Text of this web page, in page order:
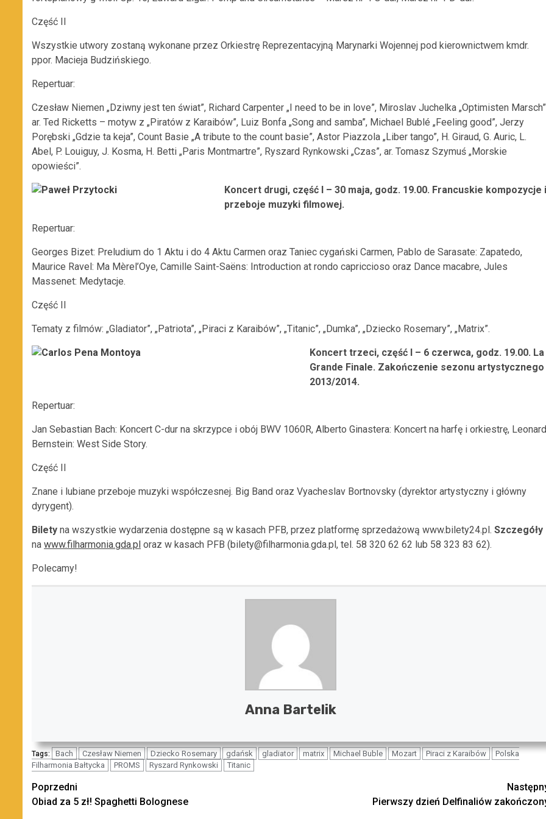
Część II
Wszystkie utwory zostaną wykonane przez Orkiestrę Reprezentacyjną Marynarki Wojennej pod kierownictwem kmdr.
ppor. Macieja Budzińskiego.
Repertuar:
Czesław Niemen „Dziwny jest ten świat”, Richard Carpenter „I need to be in love”, Miroslav Juchelka „Optimisten
ar. Ted Ricketts – motyw z „Piratów z Karaibów”, Luiz Bonfa „Song and samba”, Michael Bublé „Feeling good”, Jerzy
Porębski „Gdzie ta keja”, Count Basie „A tribute to the count basie”, Astor Piazzola „Liber tango”, H. Giraud, G. Auric, L.
Abel, P. Louiguy, J. Kosma, H. Betti „Paris Montmartre”, Ryszard Rynkowski „Czas”, ar. Tomasz Szymuś „Morskie
opowieści”.
Koncert drugi, część I – 30 maja, godz. 19.00. Francuskie kompozycje i
przeboje muzyki filmowej.
Repertuar:
Georges Bizet: Preludium do 1 Aktu i do 4 Aktu Carmen oraz Taniec cygański Carmen, Pablo de Sarasate: Zapatedo,
Maurice Ravel: Ma Mèrel’Oye, Camille Saint-Saëns: Introduction at rondo capriccioso oraz Dance macabre, Jules
Massenet: Medytacje.
Część II
Tematy z filmów: „Gladiator”, „Patriota”, „Piraci z Karaibów”, „Titanic”, „Dumka”, „Dziecko Rosemary”, „Matrix”.
Koncert trzeci, część I – 6 czerwca, godz. 19.00. La
Grande Finale. Zakończenie sezonu artystycznego
2013/2014.
Repertuar:
Jan Sebastian Bach: Koncert C-dur na skrzypce i obój BWV 1060R, Alberto Ginastera: Koncert na harfę i orkiestrę, Leonard
Bernstein: West Side Story.
Część II
Znane i lubiane przeboje muzyki współczesnej. Big Band oraz Vyacheslav Bortnovsky (dyrektor artystyczny i główny
dyrygent).
Bilety na wszystkie wydarzenia dostępne są w kasach PFB, przez platformę sprzedażową www.bilety24.pl. Szczegóły
na www.filharmonia.gda.pl oraz w kasach PFB (bilety@filharmonia.gda.pl, tel. 58 320 62 62 lub 58 323 83 62).
Polecamy!
Anna Bartelik
Tags: Bach Czesław Niemen Dziecko Rosemary gdańsk gladiator matrix Michael Buble Mozart Piraci z Karaibów
Polska
Filharmonia Bałtycka
PROMS Ryszard Rynkowski Titanic
Zobacz
wpisy
Poprzedni
Obiad za 5 zł! Spaghetti Bolognese
Pierwszy dzień Delfinaliów